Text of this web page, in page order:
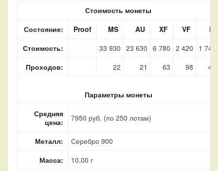
Стоимость монеты
Состояние:
Proof MS AU XF VF
F
Стоимость:
33 930 23 630 6 780 2 420
1 740
Проходов:
22 21 63 98 45
Параметры монеты
Средняя
цена:
7950 руб. (по 250 лотам)
Металл:
Серебро 900
Масса:
10,00 г